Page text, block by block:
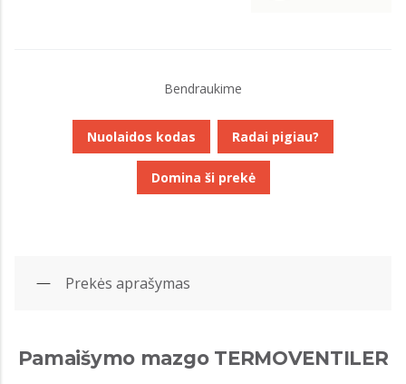
Bendraukime
Nuolaidos kodas Radai pigiau?
Domina ši prekė
Prekės aprašymas
Pamaišymo mazgo TERMOVENTILER